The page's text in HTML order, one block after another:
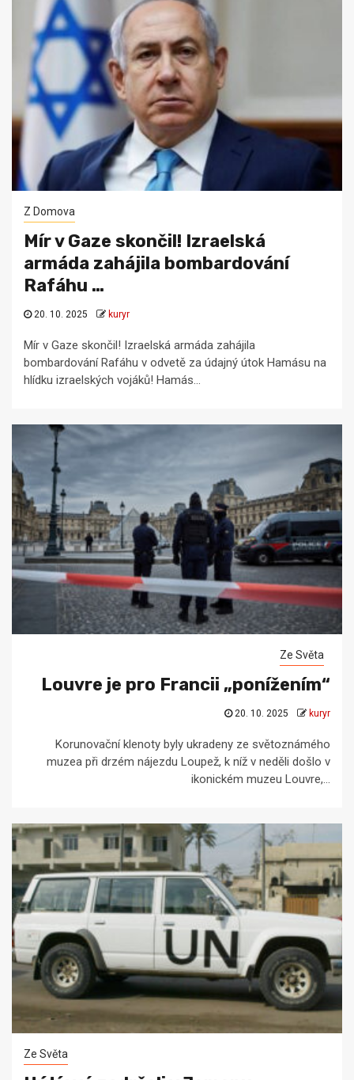
Z Domova
Mír v Gaze skončil! Izraelská
armáda zahájila bombardování
Rafáhu …
20. 10. 2025 kuryr
Mír v Gaze skončil! Izraelská armáda zahájila
bombardování Rafáhu v odvetě za údajný útok Hamásu na
hlídku izraelských vojáků! Hamás...
Ze Světa
Louvre je pro Francii „ponížením“
20. 10. 2025 kuryr
Korunovační klenoty byly ukradeny ze světoznámého
muzea při drzém nájezdu Loupež, k níž v neděli došlo v
ikonickém muzeu Louvre,...
Ze Světa